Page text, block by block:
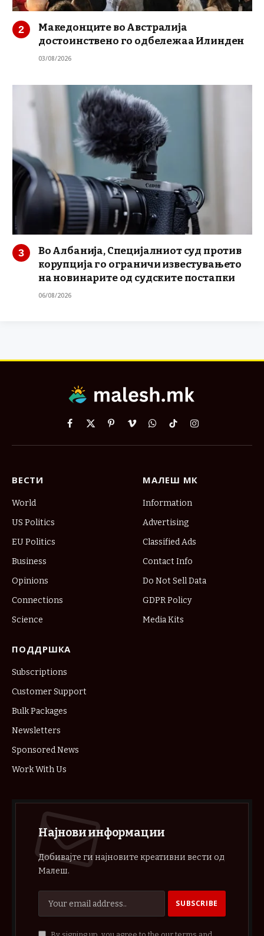
Македонците во Австралија
достоинствено го одбележаа Илинден
03/08/2026
Во Албанија, Специјалниот суд против
корупција го ограничи известувањето
на новинарите од судските постапки
06/08/2026
Facebook
X
PinterestVimeoWhatsApp
TikTokInstagram
ВЕСТИ
World
US Politics
EU Politics
Business
Opinions
Connections
Science
МАЛЕШ МК
Information
Advertising
Classified Ads
Contact Info
Do Not Sell Data
GDPR Policy
Media Kits
ПОДДРШКА
Subscriptions
Customer Support
Bulk Packages
Newsletters
Sponsored News
Work With Us
Најнови информации
Добивајте ги најновите креативни вести од
Малеш.